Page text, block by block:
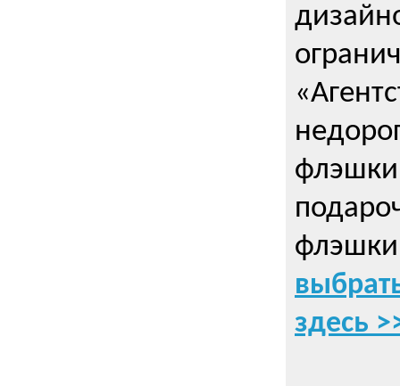
флэшки
здесь